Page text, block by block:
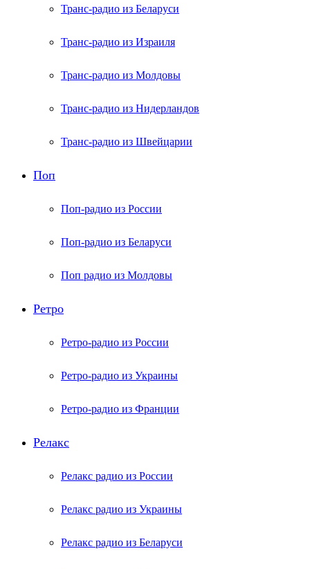
Транс-радио из Беларуси
Транс-радио из Израиля
Транс-радио из Молдовы
Транс-радио из Нидерландов
Транс-радио из Швейцарии
Поп
Поп-радио из России
Поп-радио из Беларуси
Поп радио из Молдовы
Ретро
Ретро-радио из России
Ретро-радио из Украины
Ретро-радио из Франции
Релакс
Релакс радио из России
Релакс радио из Украины
Релакс радио из Беларуси